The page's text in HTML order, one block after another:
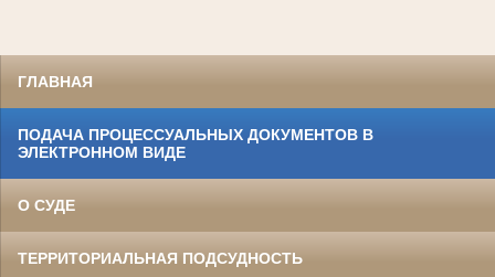
ГЛАВНАЯ
ПОДАЧА ПРОЦЕССУАЛЬНЫХ ДОКУМЕНТОВ В
ЭЛЕКТРОННОМ ВИДЕ
О СУДЕ
ТЕРРИТОРИАЛЬНАЯ ПОДСУДНОСТЬ